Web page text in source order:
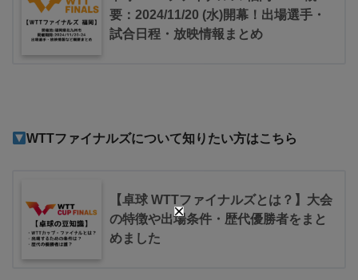
要：2024/11/20 (水)開幕！出場選手・
試合日程・放映情報まとめ
WTTファイナルズについて知りたい方はこちら
【卓球 WTTファイナルズとは？】大会
の特徴や出場条件・歴代優勝者をまと
めました